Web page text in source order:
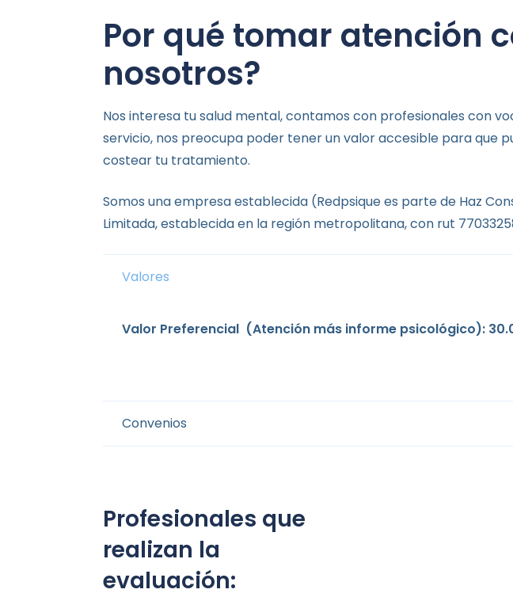
Por qué tomar atención
nosotros?
Nos interesa tu salud mental, contamos con profesionales con
servicio, nos preocupa poder tener un valor accesible para que
costear tu tratamiento.
Somos una empresa establecida (Redpsique es parte de Haz
Limitada, establecida en la región metropolitana, con rut
Valores
Valor Preferencial (Atención más informe psicológico):
Convenios
Profesionales que
realizan la
evaluación: